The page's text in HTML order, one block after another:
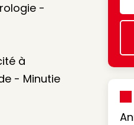
-
à
- Minutie